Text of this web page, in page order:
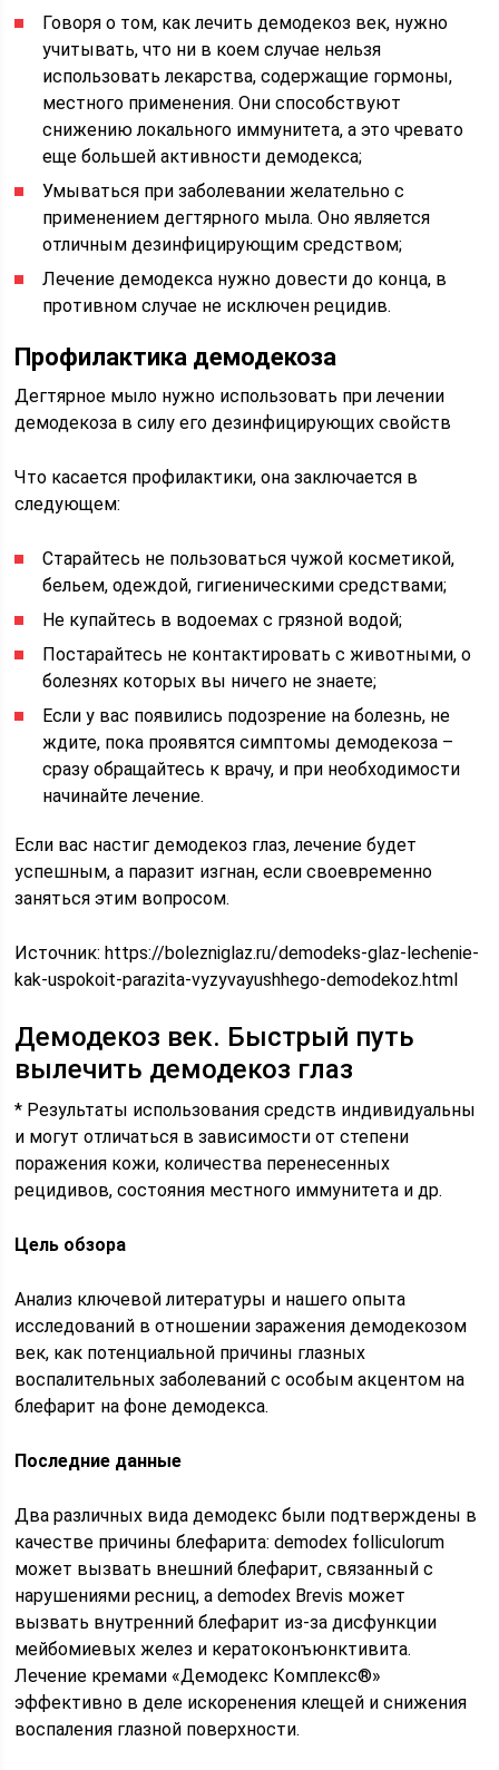
Говоря о том, как лечить демодекоз век, нужно
учитывать, что ни в коем случае нельзя
использовать лекарства, содержащие гормоны,
местного применения. Они способствуют
снижению локального иммунитета, а это чревато
еще большей активности демодекса;
Умываться при заболевании желательно с
применением дегтярного мыла. Оно является
отличным дезинфицирующим средством;
Лечение демодекса нужно довести до конца, в
противном случае не исключен рецидив.
Профилактика демодекоза
Дегтярное мыло нужно использовать при лечении
демодекоза в силу его дезинфицирующих свойств
Что касается профилактики, она заключается в
следующем:
Старайтесь не пользоваться чужой косметикой,
бельем, одеждой, гигиеническими средствами;
Не купайтесь в водоемах с грязной водой;
Постарайтесь не контактировать с животными, о
болезнях которых вы ничего не знаете;
Если у вас появились подозрение на болезнь, не
ждите, пока проявятся симптомы демодекоза –
сразу обращайтесь к врачу, и при необходимости
начинайте лечение.
Если вас настиг демодекоз глаз, лечение будет
успешным, а паразит изгнан, если своевременно
заняться этим вопросом.
Источник:https://bolezniglaz.ru/demodeks-glaz-lechenie-
kak-uspokoit-parazita-vyzyvayushhego-demodekoz.html
Демодекоз век. Быстрый путь
вылечить демодекоз глаз
* Результаты использования средств индивидуальны
и могут отличаться в зависимости от степени
поражения кожи, количества перенесенных
рецидивов, состояния местного иммунитета и др.
Цель обзора
Анализ ключевой литературы и нашего опыта
исследований в отношении заражения демодекозом
век, как потенциальной причины глазных
воспалительных заболеваний с особым акцентом на
блефарит на фоне демодекса.
Последние данные
Два различных вида демодекс были подтверждены в
качестве причины блефарита: demodex folliculorum
может вызвать внешний блефарит, связанный с
нарушениями ресниц, а demodex Brevis может
вызвать внутренний блефарит из-за дисфункции
мейбомиевых желез и кератоконъюнктивита.
Лечение кремами «Демодекс Комплекс®»
эффективно в деле искоренения клещей и снижения
воспаления глазной поверхности.